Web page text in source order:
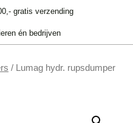
gratis verzending
én bedrijven
/ Lumag hydr. rupsdumper